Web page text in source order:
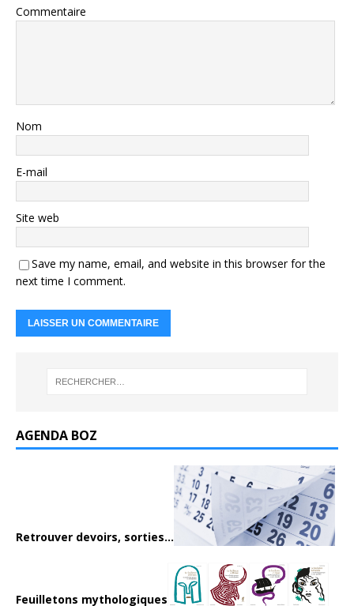
Commentaire
Nom
E-mail
Site web
Save my name, email, and website in this browser for the
next time I comment.
AGENDA BOZ
Retrouver devoirs, sorties...
Feuilletons mythologiques